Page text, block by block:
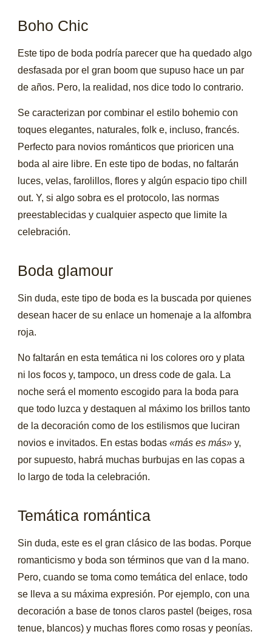
Boho Chic
Este tipo de boda podría parecer que ha quedado algo
desfasada por el gran boom que supuso hace un par
de años. Pero, la realidad, nos dice todo lo contrario.
Se caracterizan por combinar el estilo bohemio con
toques elegantes, naturales, folk e, incluso, francés.
Perfecto para novios románticos que prioricen una
boda al aire libre. En este tipo de bodas, no faltarán
luces, velas, farolillos, flores y algún espacio tipo chill
out. Y, si algo sobra es el protocolo, las normas
preestablecidas y cualquier aspecto que limite la
celebración.
Boda glamour
Sin duda, este tipo de boda es la buscada por quienes
desean hacer de su enlace un homenaje a la alfombra
roja.
No faltarán en esta temática ni los colores oro y plata
ni los focos y, tampoco, un dress code de gala. La
noche será el momento escogido para la boda para
que todo luzca y destaquen al máximo los brillos tanto
de la decoración como de los estilismos que luciran
novios e invitados. En estas bodas«más es más» y,
por supuesto, habrá muchas burbujas en las copas a
lo largo de toda la celebración.
Temática romántica
Sin duda, este es el gran clásico de las bodas. Porque
romanticismo y boda son términos que van d la mano.
Pero, cuando se toma como temática del enlace, todo
se lleva a su máxima expresión. Por ejemplo, con una
decoración a base de tonos claros pastel (beiges, rosa
tenue, blancos) y muchas flores como rosas y peonías.